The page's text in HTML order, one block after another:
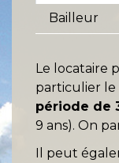
Bailleur
Le locataire
particulier le
période de
9 ans). On
Il peut